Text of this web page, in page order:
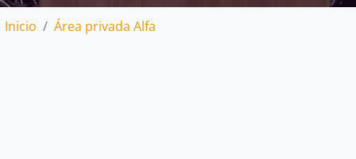
Inicio Área privada Alfa